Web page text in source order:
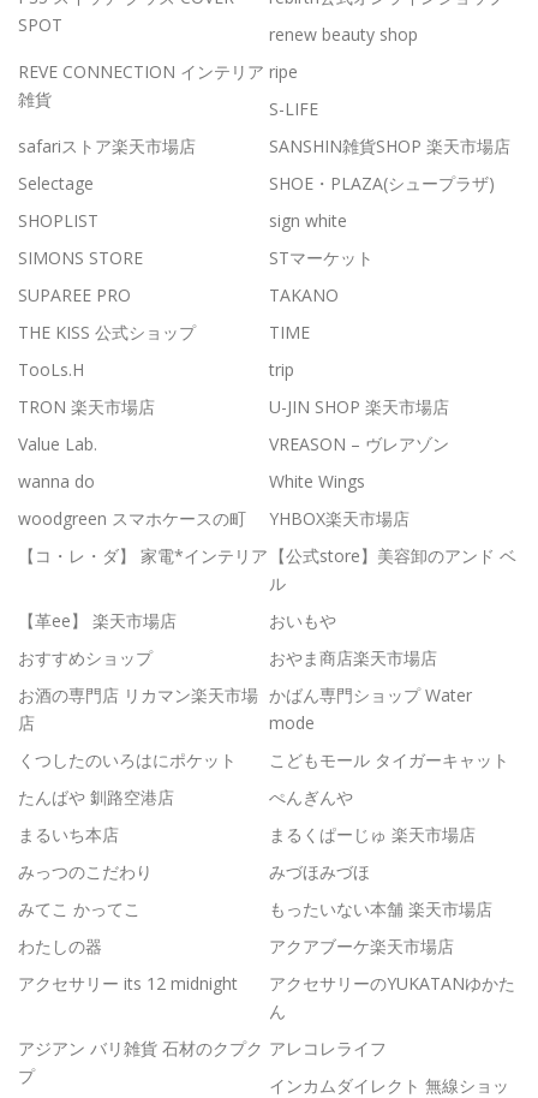
SPOT
renew beauty shop
REVE CONNECTION インテリア
雑貨
ripe
S-LIFE
safariストア楽天市場店
SANSHIN雑貨SHOP 楽天市場店
Selectage
SHOE・PLAZA(シュープラザ)
SHOPLIST
sign white
SIMONS STORE
STマーケット
SUPAREE PRO
TAKANO
THE KISS 公式ショップ
TIME
TooLs.H
trip
TRON 楽天市場店
U-JIN SHOP 楽天市場店
Value Lab.
VREASON – ヴレアゾン
wanna do
White Wings
woodgreen スマホケースの町
YHBOX楽天市場店
【コ・レ・ダ】 家電*インテリア 【公式store】美容卸のアンド ベ
ル
【革ee】 楽天市場店
おいもや
おすすめショップ
おやま商店楽天市場店
お酒の専門店 リカマン楽天市場
店
かばん専門ショップ Water
mode
くつしたのいろはにポケット
こどもモール タイガーキャット
たんばや 釧路空港店
ぺんぎんや
まるいち本店
まるくぱーじゅ 楽天市場店
みっつのこだわり
みづほみづほ
みてこ かってこ
もったいない本舗 楽天市場店
わたしの器
アクアブーケ楽天市場店
アクセサリー its 12 midnight
アクセサリーのYUKATANゆかた
ん
アジアン バリ雑貨 石材のクプク
プ
アレコレライフ
インカムダイレクト 無線ショッ